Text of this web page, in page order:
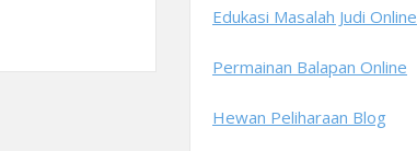
Edukasi Masalah Judi Online
Permainan Balapan Online
Hewan Peliharaan Blog